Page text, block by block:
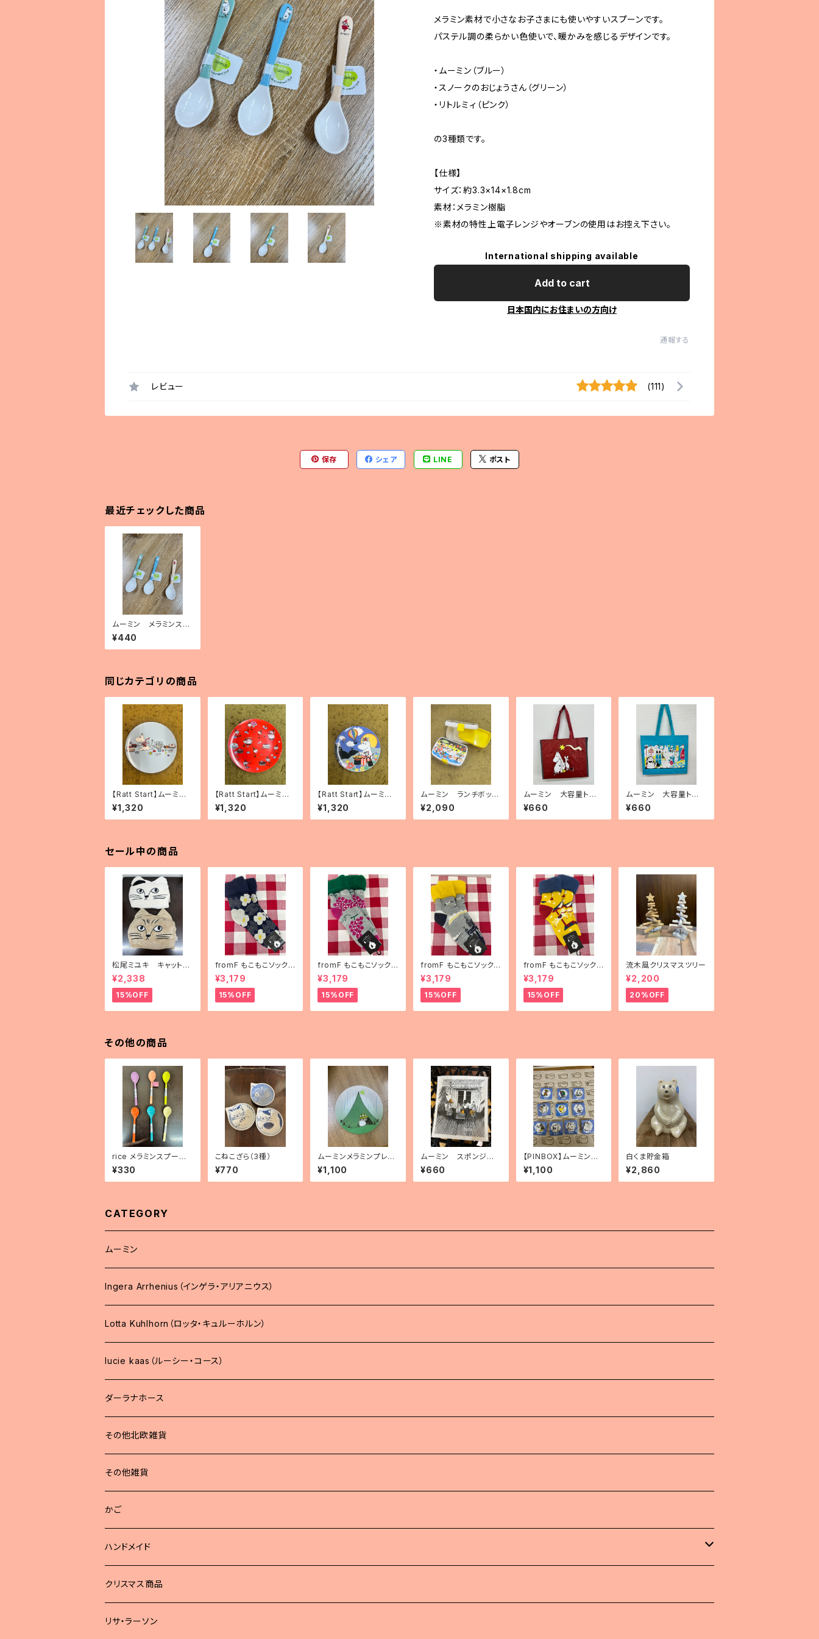
メラミン素材で小さなお子さまにも使いやすいスプーンです。
パステル調の柔らかい色使いで、暖かみを感じるデザインです。
・ムーミン（ブルー）
・スノークのおじょうさん（グリーン）
・リトルミィ（ピンク）
の3種類です。
【仕様】
サイズ：約3.3×14×1.8cm
素材：メラミン樹脂
※素材の特性上電子レンジやオーブンの使用はお控え下さい。
International shipping available
Add to cart
日本国内にお住まいの方向け
通報する
レビュー (111)
保存 シェア LINE ポスト
最近チェックした商品
ムーミン メラミンスプ
ーン（3種）
¥440
同じカテゴリの商品
【Ratt Start】ムーミン
プレート 「Picknick」
¥1,320
【Ratt Start】ムーミン
プレート「リトルミィ」
¥1,320
【Ratt Start】ムーミン
プレート「Festivities」
¥1,320
ムーミン ランチボック
ス
¥2,090
ムーミン 大容量トート
バッグ（ポリプロピレン
製）「ムーミンと彗星」
¥660
ムーミン 大容量トート
バッグ（ポリプロピレン
製）「Moomin on cov
er」
¥660
セール中の商品
松尾ミユキ キャットフ
ェイスブランケット
¥2,338
15%OFF
fromF もこもこソックス
「kukkapuutarha（花
畑）」
¥3,179
15%OFF
fromF もこもこソックス
「hedelmä（果物）」
¥3,179
15%OFF
fromF もこもこソックス
「Helsinki（ヘルシン
キ）」
¥3,179
15%OFF
fromF もこもこソックス
「karuselli（メリーゴー
ランド）」
¥3,179
15%OFF
流木風クリスマスツリー
¥2,200
20%OFF
その他の商品
rice メラミンスプーン
（2026年新色）
¥330
こねこざら（3種）
¥770
ムーミンメラミンプレー
ト「CAMPING」
¥1,100
ムーミン スポンジワ
イプ 「トゥルートゥー
イッツオリジン」
¥660
【PINBOX】ムーミン
ピンバッジコレクション
（10種）
¥1,100
白くま貯金箱
¥2,860
CATEGORY
ムーミン
Ingera Arrhenius（インゲラ・アリアニウス）
Lotta Kuhlhorn（ロッタ・キュルーホルン）
lucie kaas（ルーシー・コース）
ダーラナホース
その他北欧雑貨
その他雑貨
かご
ハンドメイド
どうぶつブローチ
クリスマス商品
リサ・ラーソン